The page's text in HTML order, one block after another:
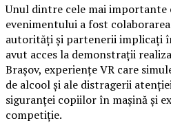
Unul dintre cele mai importante
evenimentului a fost
autorități și partenerii implicați
avut acces la demonstrații
Brașov, experiențe VR care
de alcool și ale distragerii
siguranței copiilor în mașină și
competiție.